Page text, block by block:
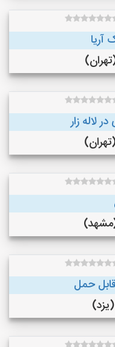
آریا
لاله زار
حمل